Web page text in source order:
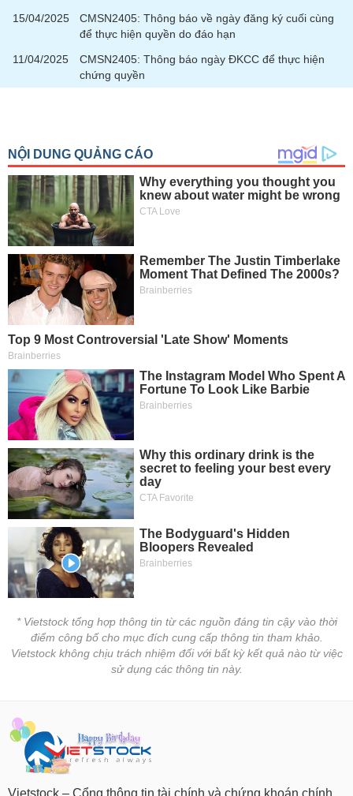
15/04/2025
CMSN2405: Thông báo về ngày đăng ký cuối cùng
để thực hiện quyền do đáo hạn
11/04/2025
CMSN2405: Thông báo ngày ĐKCC để thực hiện
chứng quyền
* Vietstock tổng hợp thông tin từ các nguồn đáng tin cậy vào thời
điểm công bố cho mục đích cung cấp thông tin tham khảo.
Vietstock không chịu trách nhiệm đối với bất kỳ kết quả nào từ việc
sử dụng các thông tin này.
Vietstock – Cổng thông tin tài chính và chứng khoán chính
chính